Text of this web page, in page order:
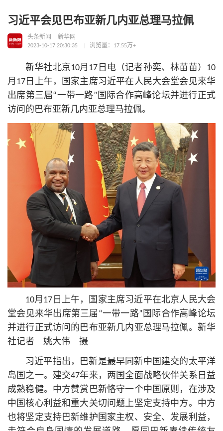
习近平会见巴布亚新几内亚总理马拉佩
头条新闻
新华网
2023-10-17 20:30:35
浏览量：17.55万+
新华社北京10月17日电（记者孙奕、林苗苗）10
月17日上午，国家主席习近平在人民大会堂会见来华
出席第三届“一带一路”国际合作高峰论坛并进行正式
访问的巴布亚新几内亚总理马拉佩。
10月17日上午，国家主席习近平在北京人民大会
堂会见来华出席第三届“一带一路”国际合作高峰论坛
并进行正式访问的巴布亚新几内亚总理马拉佩。新华
社记者 姚大伟 摄
习近平指出，巴新是最早同新中国建交的太平洋
岛国之一。建交47年来，两国全面战略伙伴关系日益
成熟稳健。中方赞赏巴新恪守一个中国原则，在涉及
中国核心利益和重大关切问题上坚定支持中方。中方
也将坚定支持巴新维护国家主权、安全、发展利益，